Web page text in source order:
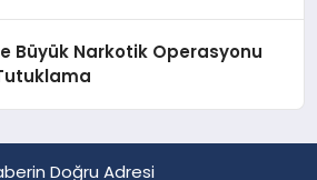
Büyük Narkotik Operasyonu
Doğru Adresi